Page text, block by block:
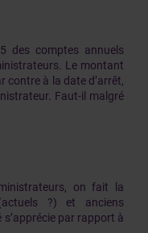
des comptes annuels
Le montant
contre à la date d’arrêt,
Faut-il malgré
on fait la
?) et anciens
par rapport à